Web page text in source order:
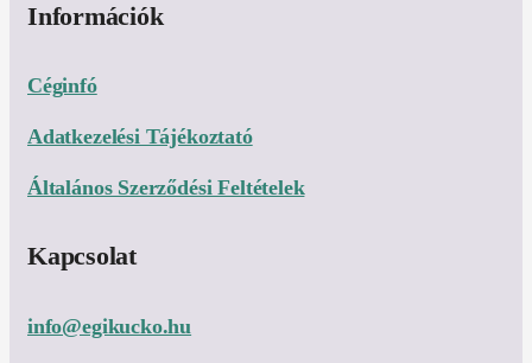
Információk
Céginfó
Adatkezelési Tájékoztató
Általános Szerződési Feltételek
Kapcsolat
info@egikucko.hu